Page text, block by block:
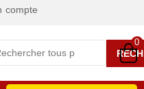
compte
0